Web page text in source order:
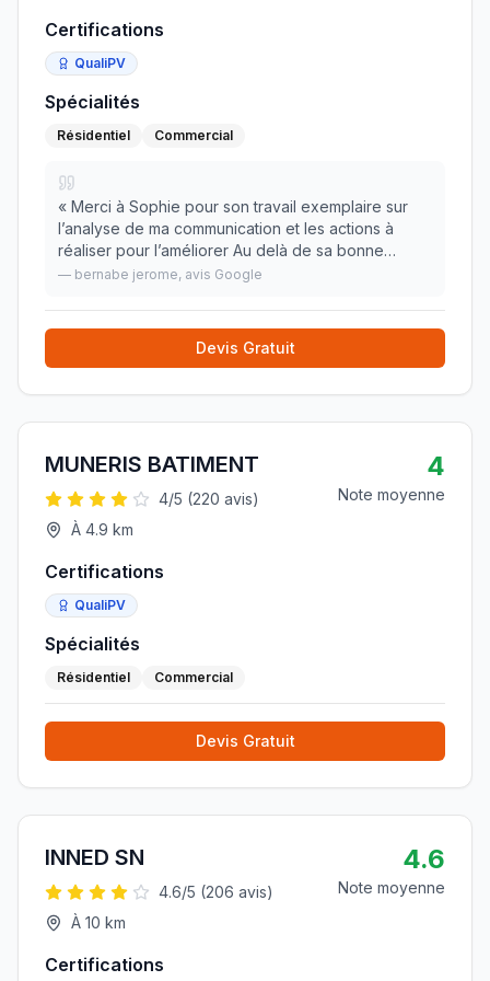
Certifications
QualiPV
Spécialités
Résidentiel Commercial
« Merci à Sophie pour son travail exemplaire sur
l’analyse de ma communication et les actions à
réaliser pour l’améliorer Au delà de sa bonne
humeur, son sérieux, sa compétence et son
— bernabe jerome, avis Google
Devis Gratuit
MUNERIS BATIMENT
4/5 (220 avis)
À 4.9 km
4
Note moyenne
Certifications
QualiPV
Spécialités
Résidentiel Commercial
Devis Gratuit
INNED SN
4.6/5 (206 avis)
À 10 km
4.6
Note moyenne
Certifications